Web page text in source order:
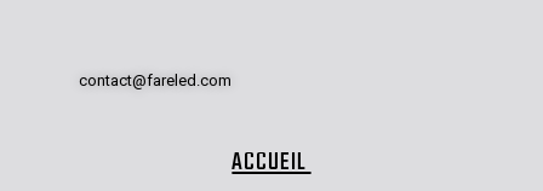
contact@fareled.com
ACCUEIL